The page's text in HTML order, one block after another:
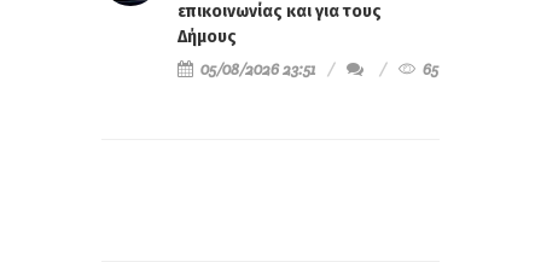
επικοινωνίας και για τους
Δήμους
05/08/2026 23:51
65